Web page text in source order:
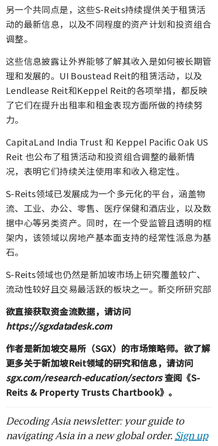
另一个共同点是，这些S-Reits持续提供关于租赁活
动的最新信息，以及不同程度的资产计划和投资组合
调整。
这些信息披露让外界能够了解其收入是如何被长期管
理和发展的。UI Boustead Reit的租赁活动，以及
Lendlease Reit和Keppel Reit的各项举措，都反映
了它们在提升出租率和租金表现方面所做的持续努
力。
CapitaLand India Trust 和 Keppel Pacific Oak US
Reit 也公布了租赁活动和投资组合调整的最新情
况，表明它们持续关注使用率和收入稳定性。
S-Reits领域已发展成为一个多元化的平台，涵盖物
流、工业、办公、零售、医疗保健和酒店业，以及数
据中心等另类资产。同时，在一个受监管且透明的框
架内，该领域以房地产基本面支持的经常性派息为基
石。
S-Reits领域也仍然是新加坡市场上研究覆盖较广、
流动性较好且交易最活跃的板块之一。新交所研究部
https://sgxdatadesk.com
作者是新加坡交易所（SGX）的市场策略师。欲了解
sgx.com/research-education/sectors 查阅《S-
Reits & Property Trusts Chartbook》。
Decoding Asia newsletter: your guide to
navigating Asia in a new global order. Sign up